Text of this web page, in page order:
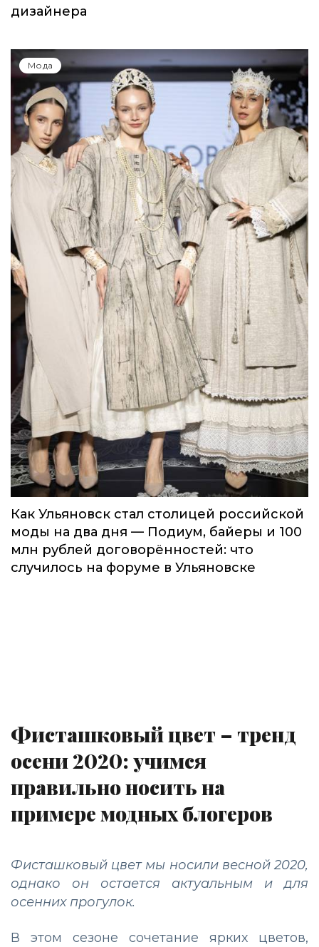
дизайнера
Мода
Как Ульяновск стал столицей российской
моды на два дня — Подиум, байеры и 100
млн рублей договорённостей: что
случилось на форуме в Ульяновске
Фисташковый цвет – тренд
осени 2020: учимся
правильно носить на
примере модных блогеров
Фисташковый цвет мы носили весной 2020,
однако он остается актуальным и для
осенних прогулок.
В этом сезоне сочетание ярких цветов,